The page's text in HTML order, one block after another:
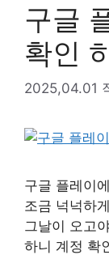
구글
확인
2025,04.01
구글 플레이
조금 넉넉하
그날이 오고
하니 계정 확